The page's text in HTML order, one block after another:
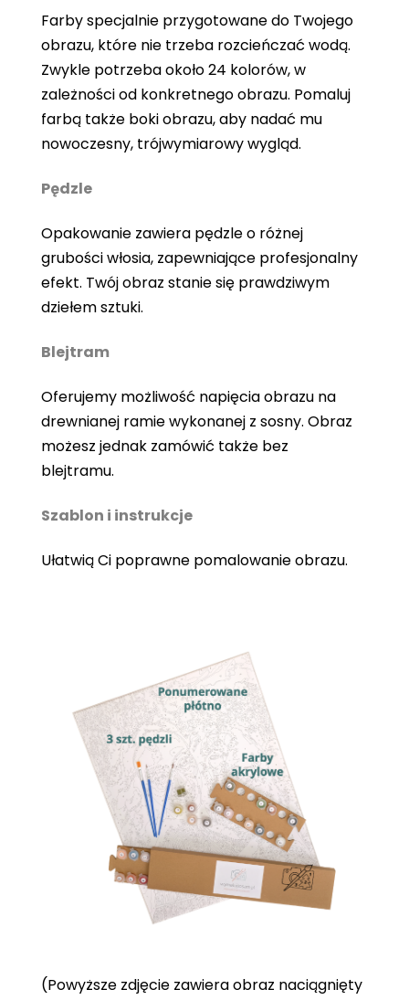
Farby specjalnie przygotowane do Twojego
obrazu, które nie trzeba rozcieńczać wodą.
Zwykle potrzeba około 24 kolorów, w
zależności od konkretnego obrazu. Pomaluj
farbą także boki obrazu, aby nadać mu
nowoczesny, trójwymiarowy wygląd.
Pędzle
Opakowanie zawiera pędzle o różnej
grubości włosia, zapewniające profesjonalny
efekt. Twój obraz stanie się prawdziwym
dziełem sztuki.
Blejtram
Oferujemy możliwość napięcia obrazu na
drewnianej ramie wykonanej z sosny. Obraz
możesz jednak zamówić także bez
blejtramu.
Szablon i instrukcje
Ułatwią Ci poprawne pomalowanie obrazu.
(Powyższe zdjęcie zawiera obraz naciągnięty